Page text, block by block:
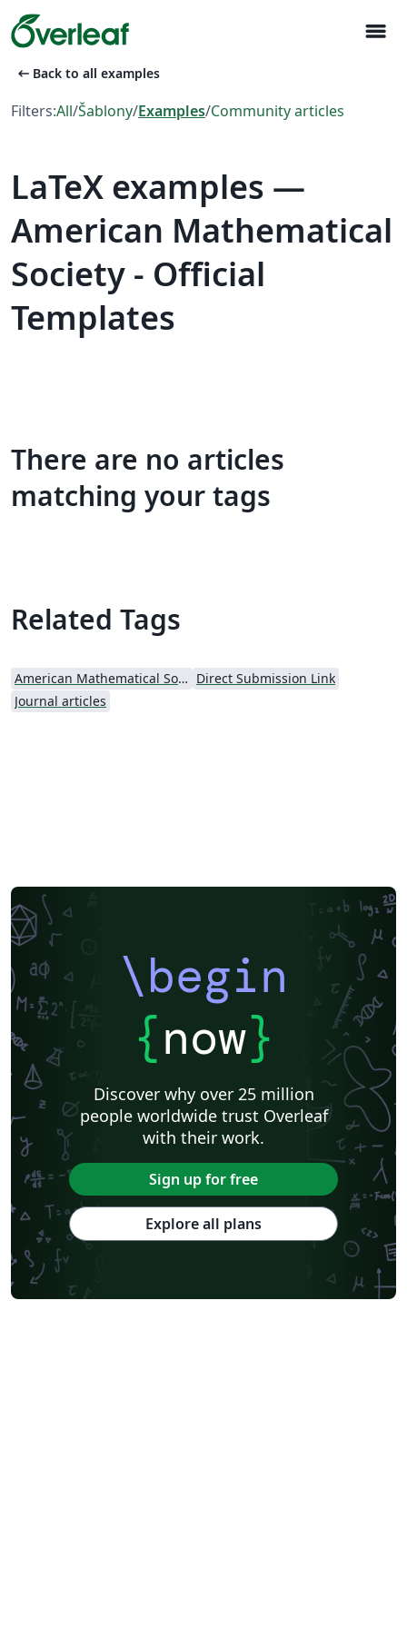
menu
arrow_left_alt Back to all examples
Filters:All/Šablony/Examples/Community articles
LaTeX examples —
American Mathematical
Society - Official
Templates
There are no articles
matching your tags
Related Tags
American Mathematical Society Direct Submission Link
Journal articles
\begin
{now}
Discover why over 25 million
people worldwide trust Overleaf
with their work.
Sign up for free
Explore all plans